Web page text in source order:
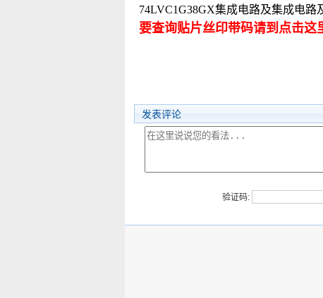
74LVC1G38GX集成电路及集成电路
要查询贴片丝印带码请到点击这
发表评论
验证码: